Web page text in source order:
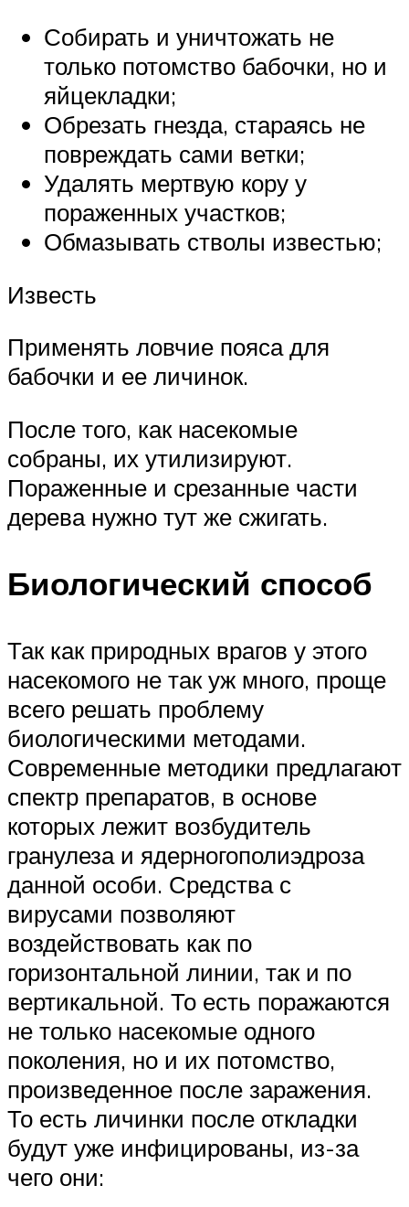
Собирать и уничтожать не
только потомство бабочки, но и
яйцекладки;
Обрезать гнезда, стараясь не
повреждать сами ветки;
Удалять мертвую кору у
пораженных участков;
Обмазывать стволы известью;
Известь
Применять ловчие пояса для
бабочки и ее личинок.
После того, как насекомые
собраны, их утилизируют.
Пораженные и срезанные части
дерева нужно тут же сжигать.
Биологический способ
Так как природных врагов у этого
насекомого не так уж много, проще
всего решать проблему
биологическими методами.
Современные методики предлагают
спектр препаратов, в основе
которых лежит возбудитель
гранулеза и ядерногополиэдроза
данной особи. Средства с
вирусами позволяют
воздействовать как по
горизонтальной линии, так и по
вертикальной. То есть поражаются
не только насекомые одного
поколения, но и их потомство,
произведенное после заражения.
То есть личинки после откладки
будут уже инфицированы, из-за
чего они: